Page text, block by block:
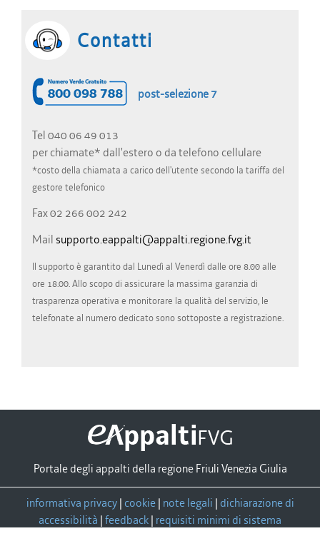
Contatti
post-selezione 7
Tel 040 06 49 013
per chiamate* dall'estero o da telefono cellulare
*costo della chiamata a carico dell'utente secondo la tariffa del
gestore telefonico
Fax 02 266 002 242
Mail supporto.eappalti@appalti.regione.fvg.it
Il supporto è garantito dal Lunedì al Venerdì dalle ore 8.00 alle
ore 18.00. Allo scopo di assicurare la massima garanzia di
trasparenza operativa e monitorare la qualità del servizio, le
telefonate al numero dedicato sono sottoposte a registrazione.
Portale degli appalti della regione Friuli Venezia Giulia
informativa privacy | cookie | note legali | dichiarazione di
accessibilità |feedback| requisiti minimi di sistema